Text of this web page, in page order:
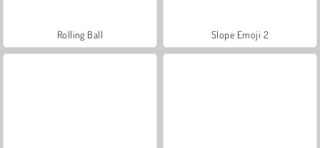
Rolling Ball Slope Emoji 2